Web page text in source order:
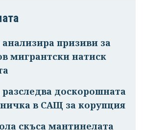
призиви за
мигрантски натиск
доскорошната
в САЩ за корупция
скъса мантинелата